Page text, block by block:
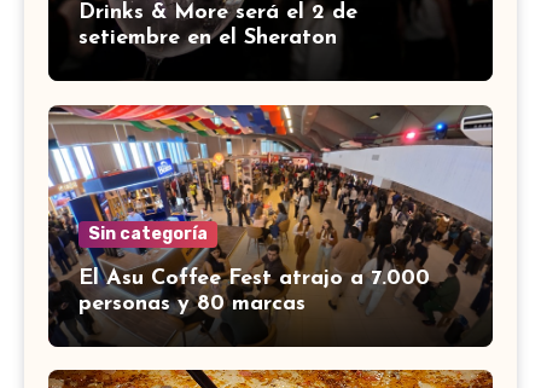
Drinks & More será el 2 de
setiembre en el Sheraton
Sin categoría
El Asu Coffee Fest atrajo a 7.000
personas y 80 marcas